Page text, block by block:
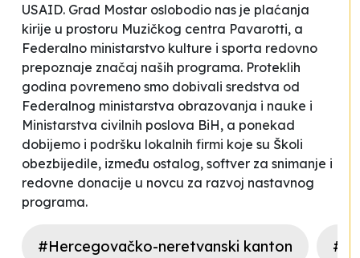
USAID. Grad Mostar oslobodio nas je plaćanja
kirije u prostoru Muzičkog centra Pavarotti, a
Federalno ministarstvo kulture i sporta redovno
prepoznaje značaj naših programa. Proteklih
godina povremeno smo dobivali sredstva od
Federalnog ministarstva obrazovanja i nauke i
Ministarstva civilnih poslova BiH, a ponekad
dobijemo i podršku lokalnih firmi koje su Školi
obezbijedile, između ostalog, softver za snimanje i
redovne donacije u novcu za razvoj nastavnog
programa.
#Hercegovačko-neretvanski kanton